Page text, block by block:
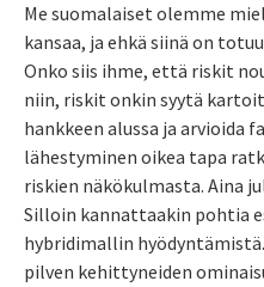
Me suomalaiset olemme
kansaa, ja ehkä siinä on
Onko siis ihme, että riskit
niin, riskit onkin syytä
hankkeen alussa ja
lähestyminen oikea tapa
riskien näkökulmasta. Aina
Silloin kannattaakin pohtia
hybridimallin
pilven kehittyneiden